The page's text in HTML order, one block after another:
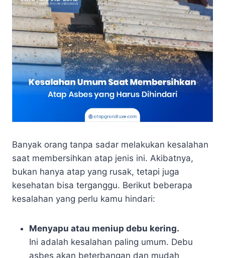
Banyak orang tanpa sadar melakukan kesalahan
saat membersihkan atap jenis ini. Akibatnya,
bukan hanya atap yang rusak, tetapi juga
kesehatan bisa terganggu. Berikut beberapa
kesalahan yang perlu kamu hindari:
Menyapu atau meniup debu kering.
Ini adalah kesalahan paling umum. Debu
asbes akan beterbangan dan mudah